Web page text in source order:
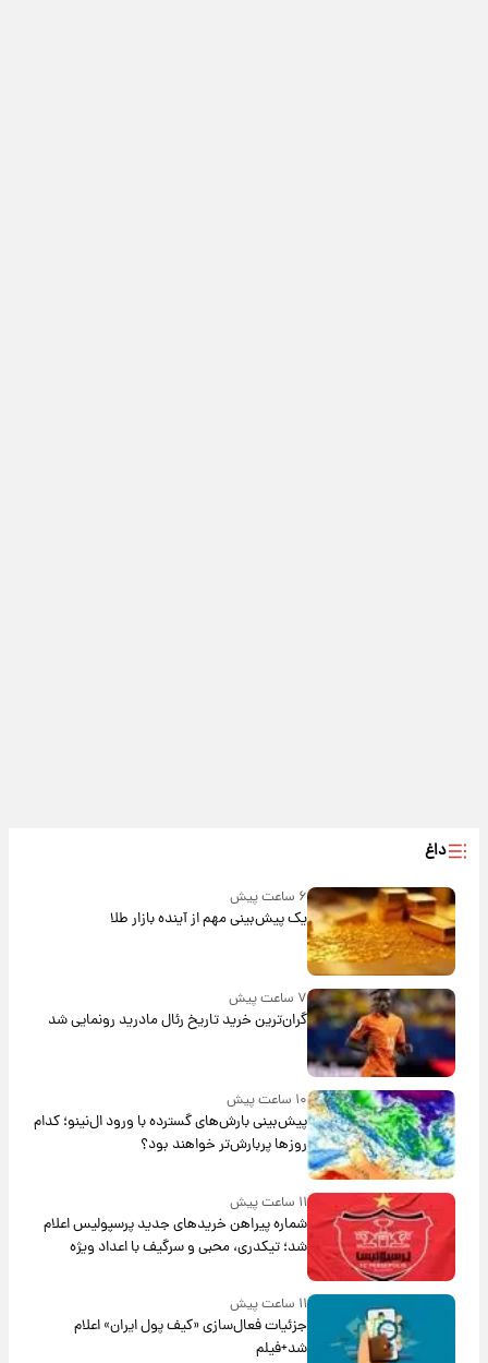
داغ
۶ ساعت پیش
یک پیش‌بینی مهم از آینده بازار طلا
۷ ساعت پیش
گران‌ترین خرید تاریخ رئال مادرید رونمایی شد
۱۰ ساعت پیش
پیش‌بینی بارش‌های گسترده با ورود ال‌نینو؛ کدام
روزها پربارش‌تر خواهند بود؟
۱۱ ساعت پیش
شماره پیراهن خریدهای جدید پرسپولیس اعلام
شد؛ تیکدری، محبی و سرگیف با اعداد ویژه
۱۱ ساعت پیش
جزئیات فعال‌سازی «کیف پول ایران» اعلام
شد+فیلم